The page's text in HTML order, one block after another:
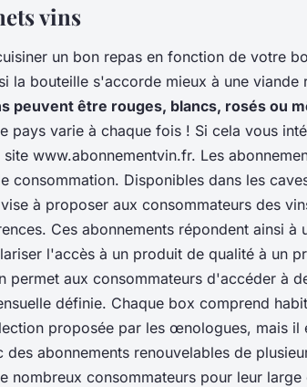
vins
un bon repas en fonction de votre
la bouteille s'accorde mieux à une viande
peuvent être rouges, blancs, rosés ou
pays varie à chaque fois ! Si cela vous
www.abonnementvin.fr. Les
consommation. Disponibles dans les
à proposer aux consommateurs des
Ces abonnements répondent ainsi à
l'accès à un produit de qualité à un
permet aux consommateurs d'accéder à
définie. Chaque box comprend
proposée par les œnologues, mais il
des abonnements renouvelables de
nombreux consommateurs pour leur